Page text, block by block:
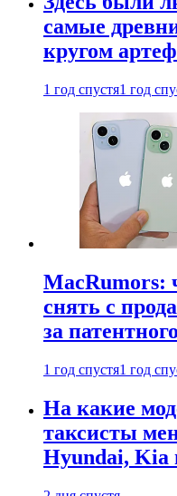
самые
кругом
1 год спустя1 год
MacRumors:
снять с
за
1 год спустя1 год
На какие
таксисты
Hyundai, Kia